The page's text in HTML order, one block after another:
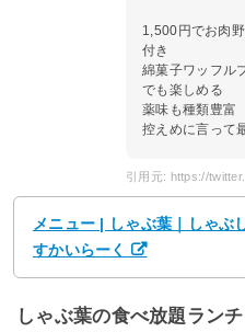
1,500円でお肉
付き
綿菓子ワッフル
でも楽しめる
薬味も種類豊富
控えめに言って
メニュー | しゃぶ葉｜しゃぶ
すかいらーく
しゃぶ葉の食べ放題ラン